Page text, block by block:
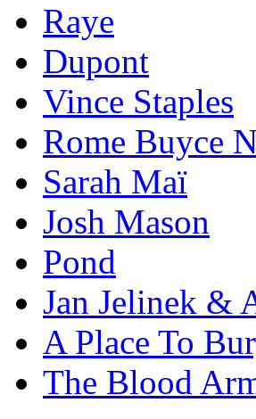
Raye
Dupont
Vince Staples
Rome Buyce
Sarah Maï
Josh Mason
Pond
Jan Jelinek &
A Place To
The Blood